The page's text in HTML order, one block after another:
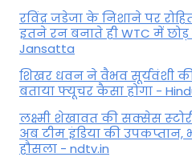
रविंद्र जडेजा के निशाने पर
इतने रन बनाते ही WTC में
Jansatta
शिखर धवन ने वैभव सूर्यवंशी
बताया फ्यूचर कैसा होगा -
लक्ष्मी शेखावत की सक्‍सेस
अब टीम इंडिया की उपकप्तान,
हौसला - ndtv.in